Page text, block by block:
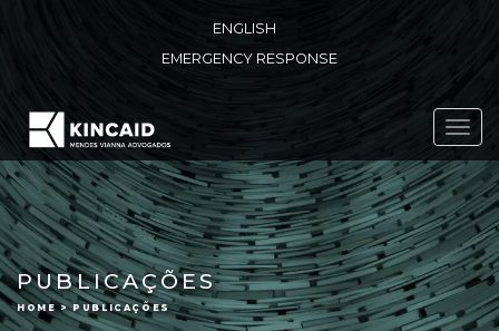
ENGLISH
EMERGENCY RESPONSE
PUBLICAÇÕES
HOME > PUBLICAÇÕES